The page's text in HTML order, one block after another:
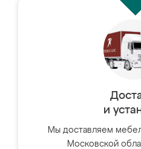
и
Мы доставляем
Московской